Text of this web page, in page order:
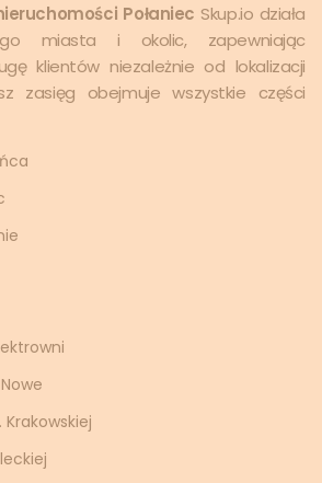
Połaniec Skup.io działa
miasta i okolic, zapewniając
klientów niezależnie od lokalizacji
zasięg obejmuje wszystkie części